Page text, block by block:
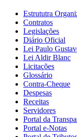
Estrututra
Contratos
Legislações
Diário Oficial
Lei Paulo
Lei Aldir Blanc
Licitações
Glossário
Contra-Cheque
Despesas
Receitas
Servidores
Portal da
Portal e-Notas